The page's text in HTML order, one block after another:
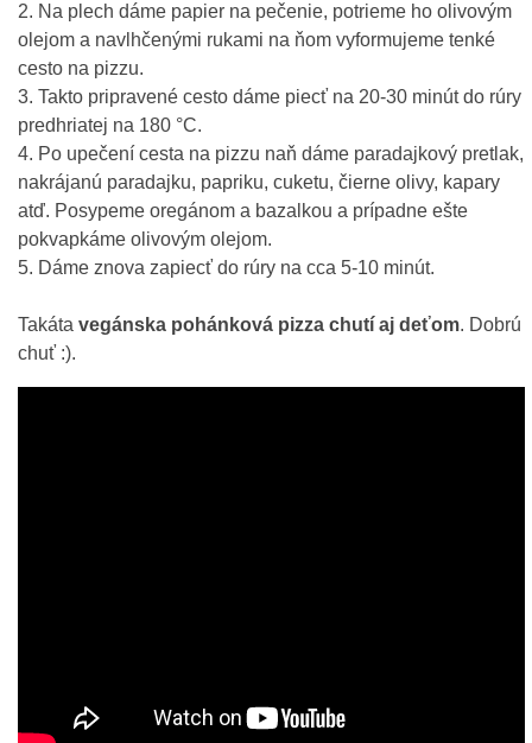
2. Na plech dáme papier na pečenie, potrieme ho olivovým
olejom a navlhčenými rukami na ňom vyformujeme tenké
cesto na pizzu.
3. Takto pripravené cesto dáme piecť na 20-30 minút do rúry
predhriatej na 180 °C.
4. Po upečení cesta na pizzu naň dáme paradajkový pretlak,
nakrájanú paradajku, papriku, cuketu, čierne olivy, kapary
atď. Posypeme oregánom a bazalkou a prípadne ešte
pokvapkáme olivovým olejom.
5. Dáme znova zapiecť do rúry na cca 5-10 minút.
Takáta vegánska pohánková pizza chutí aj deťom. Dobrú
chuť :).